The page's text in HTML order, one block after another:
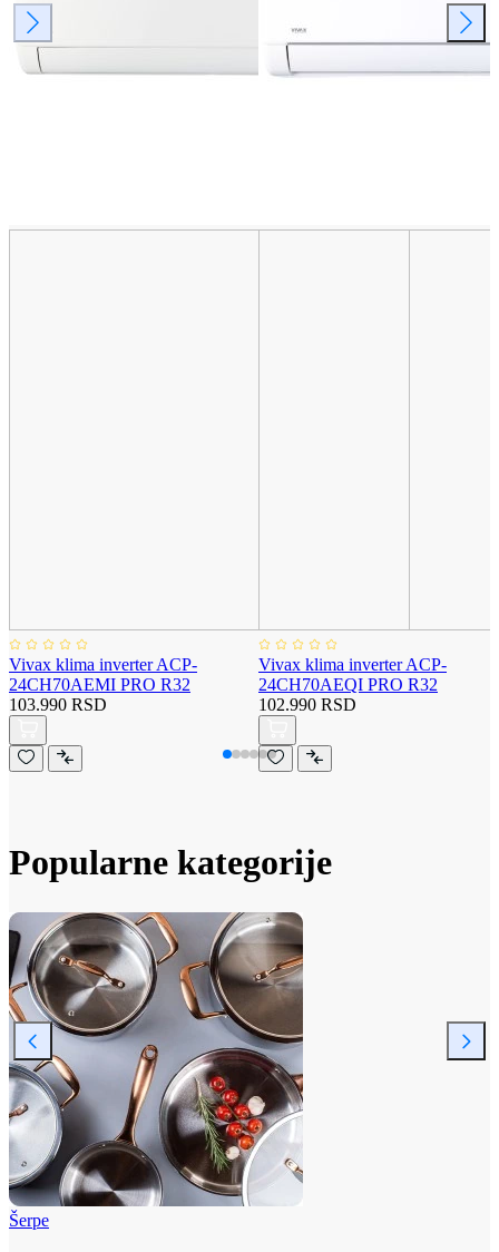
Vivax klima inverter ACP-
24CH70AEMI PRO R32
103.990 RSD
Vivax klima inverter ACP-
24CH70AEQI PRO R32
102.990 RSD
Popularne kategorije
Šerpe